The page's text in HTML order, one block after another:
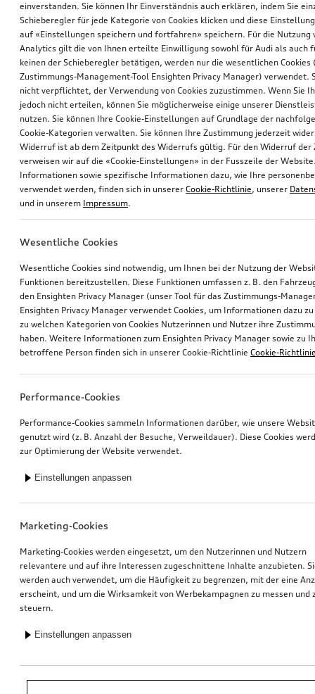
*Unverbindliche Preisempfehlung der Importeurin AMAG Import AG. Inkl.
gesetzlicher MwSt. Preise beim Audi Partner können abweichen; weitere
einverstanden. Sie können Ihr Einverständnis auch erklären, indem Sie
Schieberegler für jede Kategorie von Cookies klicken und diese
auf «Einstellungen speichern und fortfahren» speichern. Für die Nutzung
Analytics gilt die von Ihnen erteilte Einwilligung sowohl für Audi als auch
keinen der Schieberegler betätigen, werden nur die wesentlichen Cookies
Zustimmungs-Management-Tool Ensighten Privacy Manager) verwendet.
nicht verpflichtet, der Verwendung von Cookies zuzustimmen. Wenn Sie
jedoch nicht erteilen, können Sie möglicherweise einige unserer
nutzen. Sie können Ihre Cookie-Einstellungen auf Grundlage der
Cookie-Kategorien verwalten. Sie können Ihre Zustimmung jederzeit
Widerruf ist ab dem Zeitpunkt des Widerrufs gültig. Für den Widerruf der
verweisen wir auf die «Cookie-Einstellungen» in der Fusszeile der
Informationen sowie spezifische Informationen dazu, wie Ihre
verwendet werden, finden sich in unserer Cookie-Richtlinie, unserer
und in unserem Impressum.
Wesentliche Cookies
Wesentliche Cookies sind notwendig, um Ihnen bei der Nutzung der
Funktionen bereitzustellen. Diese Funktionen umfassen z. B. den
den Ensighten Privacy Manager (unser Tool für das Zustimmungs-
Ensighten Privacy Manager verwendet Cookies, um Informationen dazu
zu welchen Kategorien von Cookies Nutzerinnen und Nutzer ihre
haben. Weitere Informationen zum Ensighten Privacy Manager sowie zu
betroffene Person finden sich in unserer Cookie-Richtlinie Cookie-
Performance-Cookies
Performance-Cookies sammeln Informationen darüber, wie unsere
genutzt wird (z. B. Anzahl der Besuche, Verweildauer). Diese Cookies
zur Optimierung der Website verwendet.
Einstellungen anpassen
Marketing-Cookies
Marketing-Cookies werden eingesetzt, um den Nutzerinnen und Nutzern
relevantere und auf ihre Interessen zugeschnittene Inhalte anzubieten.
werden auch verwendet, um die Häufigkeit zu begrenzen, mit der eine
erscheint, und um die Wirksamkeit von Werbekampagnen zu messen und
steuern.
Einstellungen anpassen